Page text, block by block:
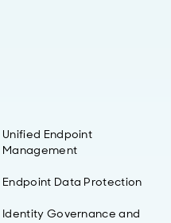
Unified Endpoint
Management
Endpoint Data Protection
Identity Governance and